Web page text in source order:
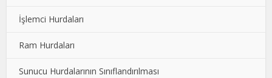
İşlemci Hurdaları
Ram Hurdaları
Sunucu Hurdalarının Sınıflandırılması